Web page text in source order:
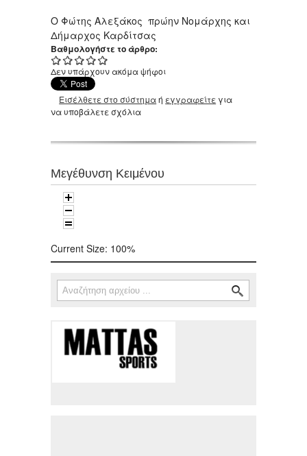
Ο Φώτης Αλεξάκος πρώην Νομάρχης και
Δήμαρχος Καρδίτσας
Βαθμολογήστε το άρθρο:
Δεν υπάρχουν ακόμα ψήφοι
Εισέλθετε στο σύστημαή εγγραφείτε για
να υποβάλετε σχόλια
Μεγέθυνση Κειμένου
Current Size: 100%
Φόρμα αναζήτησης
Αναζήτηση